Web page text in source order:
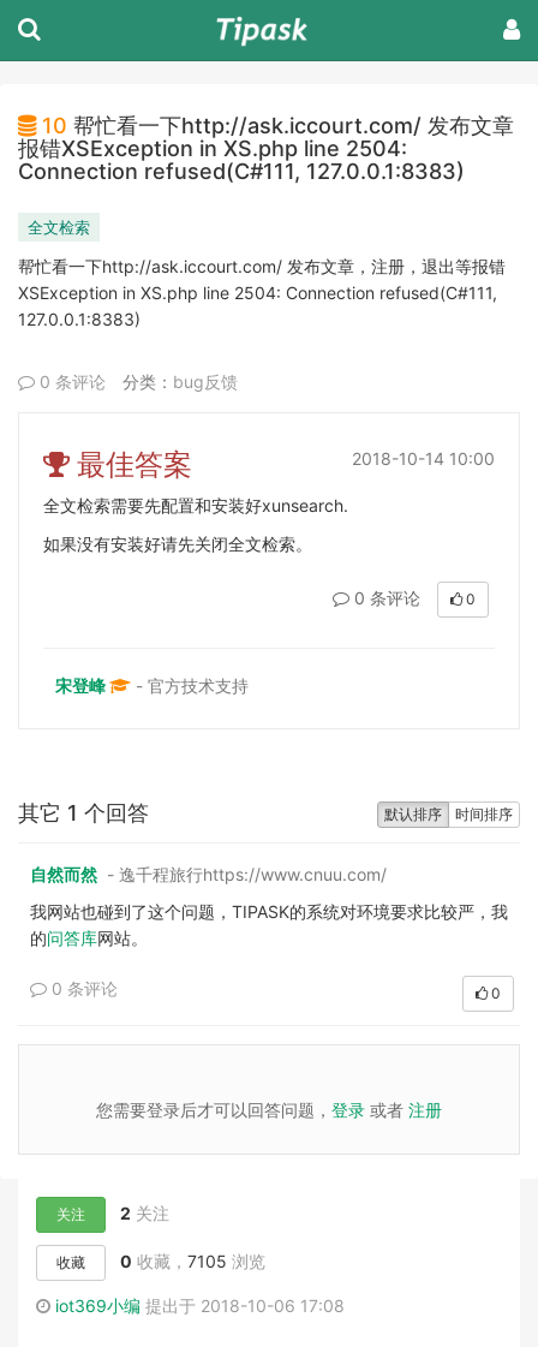
10 帮忙看一下http://ask.iccourt.com/ 发布文章
报错XSException in XS.php line 2504:
Connection refused(C#111, 127.0.0.1:8383)
全文检索
帮忙看一下http://ask.iccourt.com/ 发布文章，注册，退出等报错
XSException in XS.php line 2504: Connection refused(C#111,
127.0.0.1:8383)
0 条评论 分类： bug反馈
最佳答案 2018-10-14 10:00
全文检索需要先配置和安装好xunsearch.
如果没有安装好请先关闭全文检索。
0 条评论 0
宋登峰 - 官方技术支持
默认排序 时间排序
其它 1 个回答
自然而然 - 逸千程旅行https://www.cnuu.com/
我网站也碰到了这个问题，TIPASK的系统对环境要求比较严，我
的问答库网站。
0 条评论 0
您需要登录后才可以回答问题， 登录 或者 注册
关注 2 关注
收藏 0 收藏， 7105 浏览
iot369小编 提出于 2018-10-06 17:08